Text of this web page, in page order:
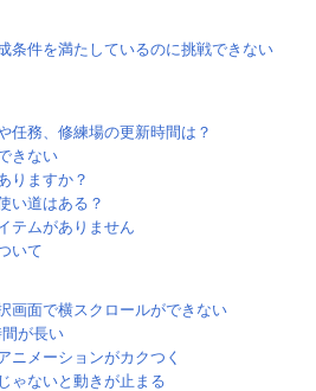
条件を満たしているのに挑戦できない
任務、修練場の更新時間は？
きない
りますか？
い道はある？
テムがありません
いて
画面で横スクロールができない
が長い
ニメーションがカクつく
ゃないと動きが止まる